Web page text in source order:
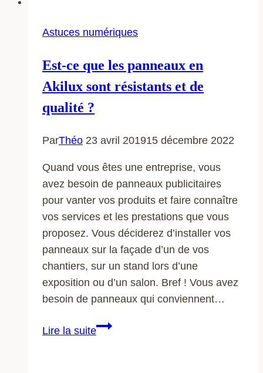
Astuces numériques
Est-ce que les panneaux en
Akilux sont résistants et de
qualité ?
ParThéo 23 avril 201915 décembre 2022
Quand vous êtes une entreprise, vous
avez besoin de panneaux publicitaires
pour vanter vos produits et faire connaître
vos services et les prestations que vous
proposez. Vous déciderez d’installer vos
panneaux sur la façade d’un de vos
chantiers, sur un stand lors d’une
exposition ou d’un salon. Bref ! Vous avez
besoin de panneaux qui conviennent…
Lire la suiteEst-